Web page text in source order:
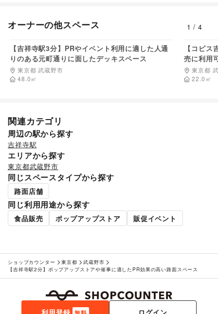
オーナーの他スペース 1 /4
【吉祥寺駅3分】PRやイベント利用に適した人通
りのある元町通りに面したデッキスペース
東京都 武蔵野市
48.0㎡
【コピ
売に利用
東京都
22.0 ㎡
関連カテゴリ
周辺の駅から探す
吉祥寺駅
エリアから探す
東京都武蔵野市
同じスペースタイプから探す
路面店舗
同じ利用用途から探す
食品販売 ポップアップストア 販促イベント
ショップカウンター 東京都
武蔵野市
【吉祥寺駅2分】ポップアップストアや催事に適したPR効果の高い路面スペース
利用登録 ログイン